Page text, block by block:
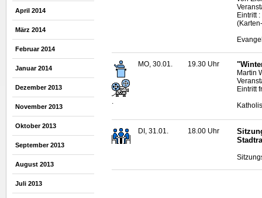
April 2014
März 2014
Februar 2014
Januar 2014
Dezember 2013
November 2013
Oktober 2013
September 2013
August 2013
Juli 2013
Eintritt
.
MO, 30.01. 19.30 Uhr
Martin
Eintritt
DI, 31.01. 18.00 Uhr